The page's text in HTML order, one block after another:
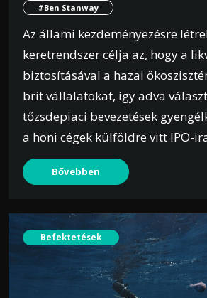
#Ben Stanway
Az állami kezdeményezésre
keretrendszer célja az, hogy a
biztosításával a hazai
brit vállalatokat, így adva
tőzsdepiaci bevezetések
a honi cégek külföldre vitt IPO-
Bővebben
Befektetések